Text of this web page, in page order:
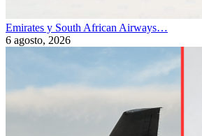
Emirates y South African Airways…
6 agosto, 2026